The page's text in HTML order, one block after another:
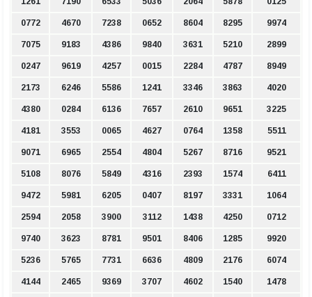
0772 4670 7238 0652 8604 8295 9974
7075 9183 4386 9840 3631 5210 2899
0247 9619 4257 0015 2284 4787 8949
2173 6246 5586 1241 3346 3863 4020
4380 0284 6136 7657 2610 9651 3225
4181 3553 0065 4627 0764 1358 5511
9071 6965 2554 4804 5267 8716 9521
5108 8076 5849 4316 2393 1574 6411
9472 5981 6205 0407 8197 3331 1064
2594 2058 3900 3112 1438 4250 0712
9740 3623 8781 9501 8406 1285 9920
5236 5765 7731 6636 4809 2176 6074
4144 2465 9369 3707 4602 1540 1478